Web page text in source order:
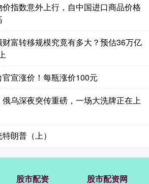
指数意外上行，自中国进口商品价格
富转移规模究竟有多大？预估36万亿
宣涨价！每瓶涨价100元
乌深夜突传重磅，一场大洗牌正在上
朗普（上）
股市配资 股市配资网